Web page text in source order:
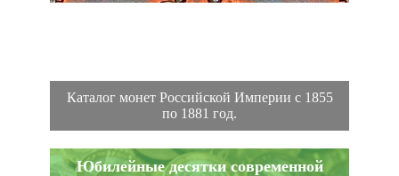
Каталог монет Российской Империи с 1855
по 1881 год.
Юбилейные десятки современной